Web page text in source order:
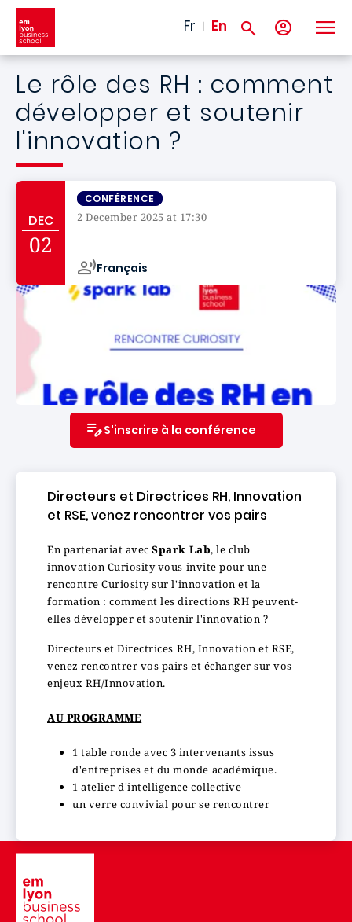
Skip to main content
Fr En
Le rôle des RH : comment
développer et soutenir
l'innovation ?
DEC
02
CONFÉRENCE
2 December 2025 at 17:30
Français
S'inscrire à la conférence
Directeurs et Directrices RH, Innovation
et RSE, venez rencontrer vos pairs
En partenariat avecSpark Lab, le club
innovation Curiosity vous invite pour une
rencontre Curiosity sur l'innovation et la
formation : comment les directions RH peuvent-
elles développer et soutenir l'innovation ?
Directeurs et Directrices RH, Innovation et RSE,
venez rencontrer vos pairs et échanger sur vos
enjeux RH/Innovation.
AU PROGRAMME
1 table ronde avec 3 intervenants issus
d'entreprises et du monde académique.
1 atelier d'intelligence collective
un verre convivial pour se rencontrer